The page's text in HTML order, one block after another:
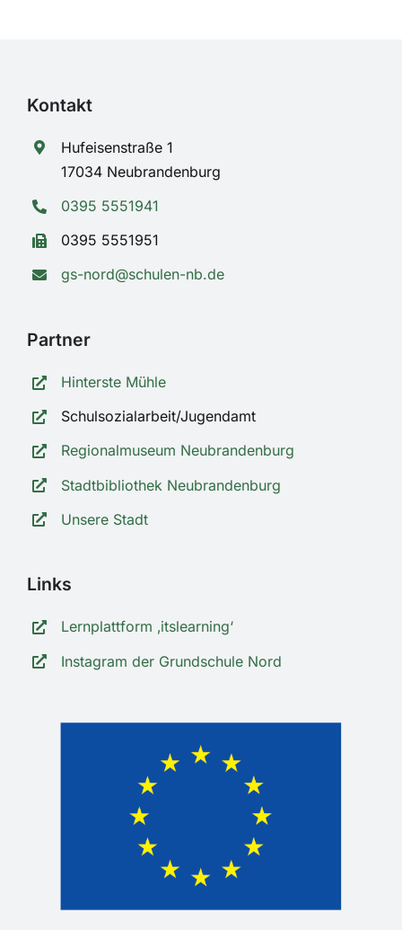
Kontakt
Hufeisenstraße 1
17034 Neubrandenburg
0395 5551941
0395 5551951
gs-nord@schulen-nb.de
Partner
Hinterste Mühle
Schulsozialarbeit/Jugendamt
Regionalmuseum Neubrandenburg
Stadtbibliothek Neubrandenburg
Unsere Stadt
Links
Lernplattform ‚itslearning‘
Instagram der Grundschule Nord